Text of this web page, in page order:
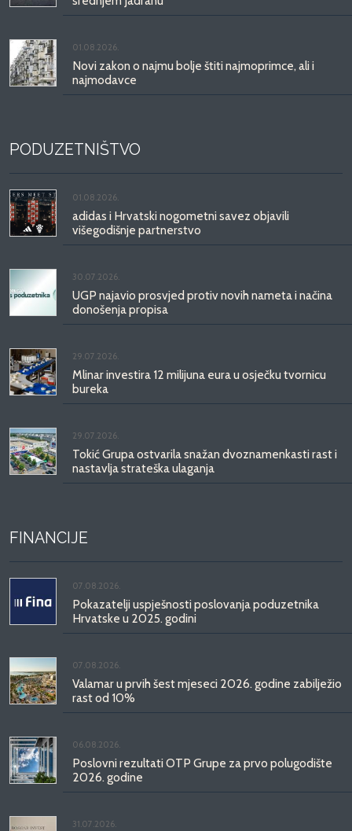
01.08.2026.
Novi zakon o najmu bolje štiti najmoprimce, ali i
najmodavce
PODUZETNIŠTVO
01.08.2026.
adidas i Hrvatski nogometni savez objavili
višegodišnje partnerstvo
30.07.2026.
UGP najavio prosvjed protiv novih nameta i načina
donošenja propisa
29.07.2026.
Mlinar investira 12 milijuna eura u osječku tvornicu
bureka
29.07.2026.
Tokić Grupa ostvarila snažan dvoznamenkasti rast i
nastavlja strateška ulaganja
FINANCIJE
07.08.2026.
Pokazatelji uspješnosti poslovanja poduzetnika
Hrvatske u 2025. godini
07.08.2026.
Valamar u prvih šest mjeseci 2026. godine zabilježio
rast od 10%
06.08.2026.
Poslovni rezultati OTP Grupe za prvo polugodište
2026. godine
31.07.2026.